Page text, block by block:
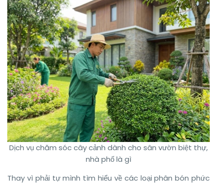
Dịch vụ chăm sóc cây cảnh dành cho sân vườn biệt thự,
nhà phố là gì
Thay vì phải tự mình tìm hiểu về các loại phân bón phức